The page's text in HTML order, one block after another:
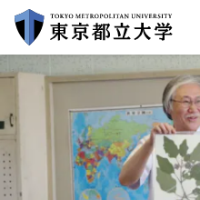
イ
ン
テ
ツ
に
ス
グローバルメニューにスキップ